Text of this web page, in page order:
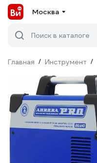
Москва
Поиск в каталоге
Главная / Инструмент /